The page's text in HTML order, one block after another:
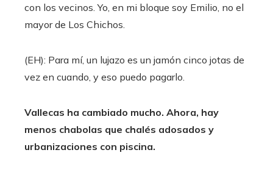
con los vecinos. Yo, en mi bloque soy Emilio, no el
mayor de Los Chichos.
(EH): Para mí, un lujazo es un jamón cinco jotas de
vez en cuando, y eso puedo pagarlo.
Vallecas ha cambiado mucho. Ahora, hay
menos chabolas que chalés adosados y
urbanizaciones con piscina.